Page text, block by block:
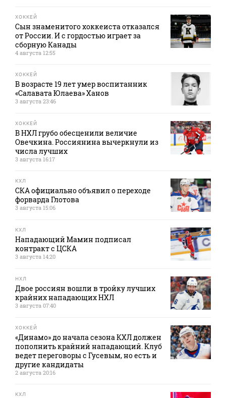
ХОККЕЙ
Сын знаменитого хоккеиста отказался
от России. И с гордостью играет за
сборную Канады
4 августа 12:55
ХОККЕЙ
В возрасте 19 лет умер воспитанник
«Салавата Юлаева» Ханов
3 августа 23:46
ХОККЕЙ
В НХЛ грубо обесценили величие
Овечкина. Россиянина вычеркнули из
числа лучших
3 августа 16:17
КХЛ
СКА официально объявил о переходе
форварда Глотова
3 августа 15:06
КХЛ
Нападающий Мамин подписал
контракт с ЦСКА
3 августа 14:20
НХЛ
Двое россиян вошли в тройку лучших
крайних нападающих НХЛ
3 августа 07:40
ХОККЕЙ
«Динамо» до начала сезона КХЛ должен
пополнить крайний нападающий. Клуб
ведет переговоры с Гусевым, но есть и
другие кандидаты
2 августа 20:16
КХЛ